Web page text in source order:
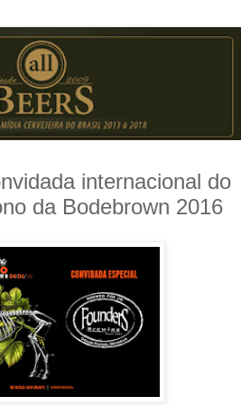
internacional do
da Bodebrown 2016